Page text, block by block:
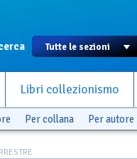
Libri collezionismo
Per collana Per autore